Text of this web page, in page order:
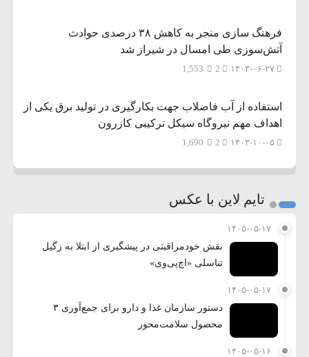
فرهنگ سازی منجر به کاهش ۳۸ درصدی حوادث
آتش‌سوزی طی امسال در شیراز شد
۱۴۰۳-۰۶-۲۷ 1,553
استفاده از آب فاضلاب جهت بکارگیری در تولید برق یکی از
اهداف مهم نیروگاه سیکل ترکیبی کازرون
۱۴۰۳-۱۰-۰۵ 1,690
تایم لاین با عکس
۱۴۰۵-۰۵-۱۷
نقش خودمراقبتی در پیشگیری از ابتلا به زگیل
تناسلی «اچ‌پی‌وی»
۱۴۰۵-۰۵-۱۷
دستور سازمان غذا و دارو برای جمع‌آوری ۳
محصول سلامت‌محور
۱۴۰۵-۰۵-۱۶